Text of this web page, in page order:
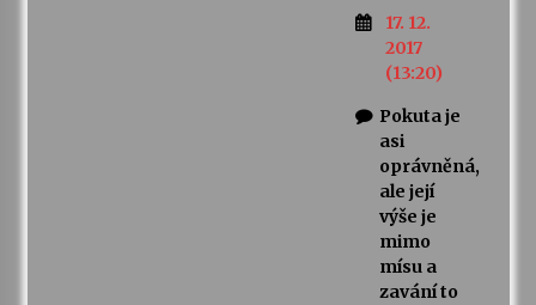
17. 12.
2017
(13:20)
Pokuta je
asi
oprávněná,
ale její
výše je
mimo
mísu a
zavání to